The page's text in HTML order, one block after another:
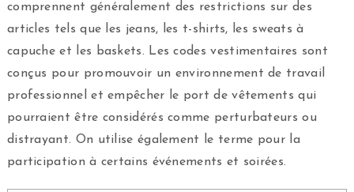
comprennent généralement des restrictions sur des
articles tels que les jeans, les t-shirts, les sweats à
capuche et les baskets. Les codes vestimentaires sont
conçus pour promouvoir un environnement de travail
professionnel et empêcher le port de vêtements qui
pourraient être considérés comme perturbateurs ou
distrayant. On utilise également le terme pour la
participation à certains événements et soirées.